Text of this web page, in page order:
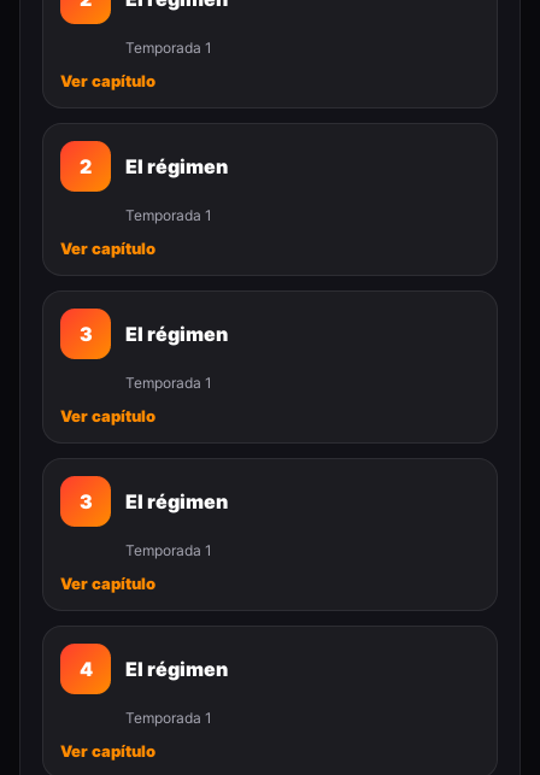
Temporada 1
Ver capítulo
2 El régimen
Temporada 1
Ver capítulo
3 El régimen
Temporada 1
Ver capítulo
3 El régimen
Temporada 1
Ver capítulo
4 El régimen
Temporada 1
Ver capítulo